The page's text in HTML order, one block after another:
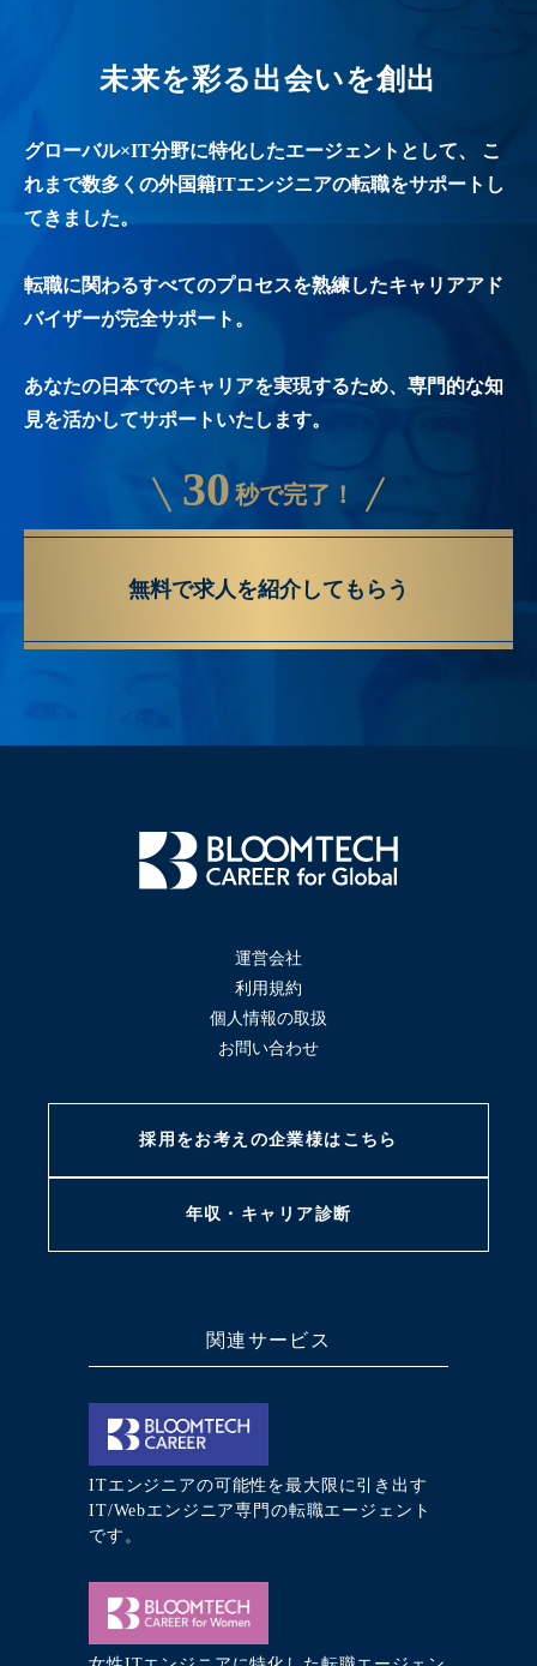
未来を彩る出会いを創出
グローバル×IT分野に特化したエージェントとして、
こ
れまで数多くの外国籍ITエンジニアの転職をサポートし
てきました。
転職に関わるすべてのプロセスを熟練したキャリアアド
バイザーが完全サポート。
あなたの日本でのキャリアを実現するため、専門的な知
見を活かしてサポートいたします。
30 秒で完了！
無料で求人を紹介してもらう
運営会社
利用規約
個人情報の取扱
お問い合わせ
採用をお考えの企業様はこちら
年収・キャリア診断
関連サービス
ITエンジニアの可能性を最大限に引き出す
IT/Webエンジニア専門の転職エージェント
です。